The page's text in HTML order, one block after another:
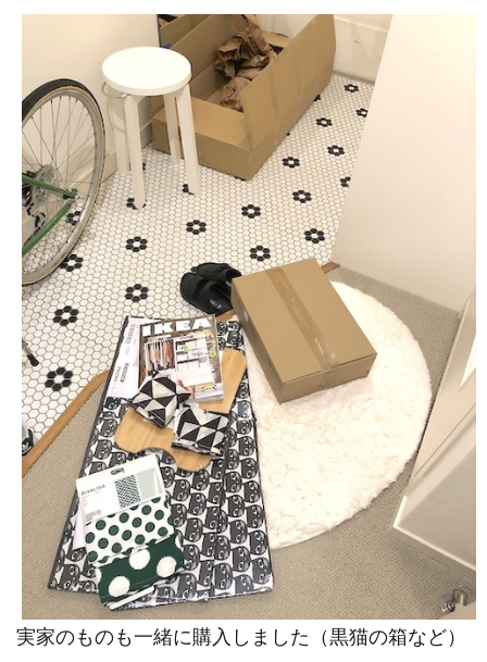
実家のものも一緒に購入しました（黒猫の箱など）